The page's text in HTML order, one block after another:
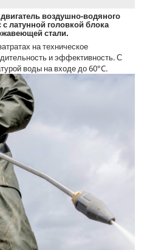
воздушно-водяного
латунной головкой блока
стали.
на техническое
и эффективность. С
воды на входе до 60°C.